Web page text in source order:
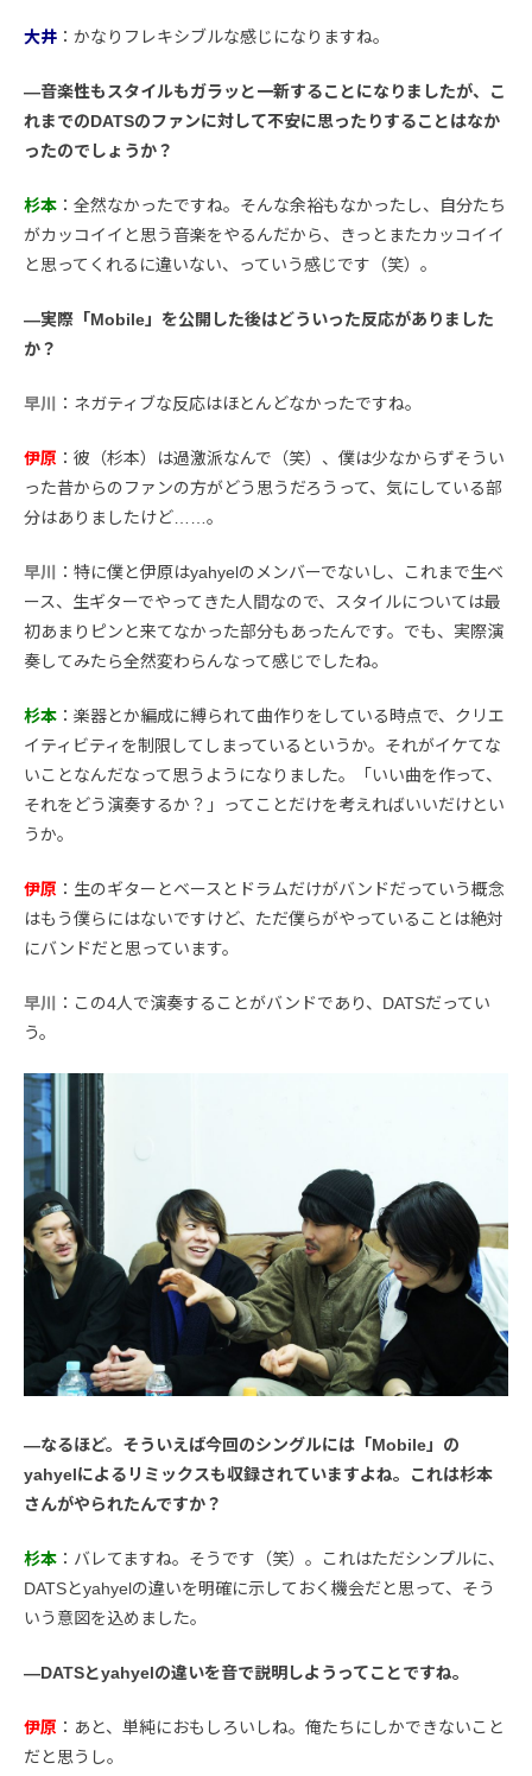
大井 ：かなりフレキシブルな感じになりますね。
―音楽性もスタイルもガラッと一新することになりましたが、こ
れまでのDATSのファンに対して不安に思ったりすることはなか
ったのでしょうか？
杉本 ：全然なかったですね。そんな余裕もなかったし、自分たち
がカッコイイと思う音楽をやるんだから、きっとまたカッコイイ
と思ってくれるに違いない、っていう感じです（笑）。
―実際「Mobile」を公開した後はどういった反応がありました
か？
早川 ：ネガティブな反応はほとんどなかったですね。
伊原 ：彼（杉本）は過激派なんで（笑）、僕は少なからずそうい
った昔からのファンの方がどう思うだろうって、気にしている部
分はありましたけど……。
早川
：特に僕と伊原はyahyelのメンバーでないし、これまで生ベ
ース、生ギターでやってきた人間なので、スタイルについては最
初あまりピンと来てなかった部分もあったんです。でも、実際演
奏してみたら全然変わらんなって感じでしたね。
杉本 ：楽器とか編成に縛られて曲作りをしている時点で、クリエ
イティビティを制限してしまっているというか。それがイケてな
いことなんだなって思うようになりました。「いい曲を作って、
それをどう演奏するか？」ってことだけを考えればいいだけとい
うか。
伊原 ：生のギターとベースとドラムだけがバンドだっていう概念
はもう僕らにはないですけど、ただ僕らがやっていることは絶対
にバンドだと思っています。
早川
：この4人で演奏することがバンドであり、DATSだってい
う。
―なるほど。そういえば今回のシングルには「Mobile」の
yahyelによるリミックスも収録されていますよね。これは杉本
さんがやられたんですか？
杉本 ：バレてますね。そうです（笑）。これはただシンプルに、
DATSとyahyelの違いを明確に示しておく機会だと思って、そう
いう意図を込めました。
―DATSとyahyelの違いを音で説明しようってことですね。
伊原 ：あと、単純におもしろいしね。俺たちにしかできないこと
だと思うし。